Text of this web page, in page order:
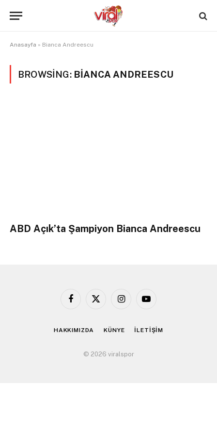
Anasayfa » Bianca Andreescu
BROWSING: BIANCA ANDREESCU
ABD Açık’ta Şampiyon Bianca Andreescu
Facebook
X
InstagramYouTube
HAKKIMIZDA KÜNYE İLETİŞİM
© 2026 viralspor